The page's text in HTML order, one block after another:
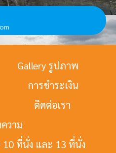
Gallery รูปภาพ
การชำระเงิน
ติดต่อเรา
วาม
10 ที่นั่ง และ 13 ที่นั่ง